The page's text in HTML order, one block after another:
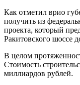
Как отметил врио
получить из
проекта, который
Ракитовского шоссе
В целом
Стоимость
миллиардов рублей.